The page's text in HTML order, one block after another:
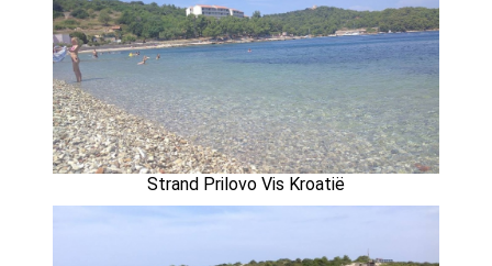
Strand Prilovo Vis Kroatië